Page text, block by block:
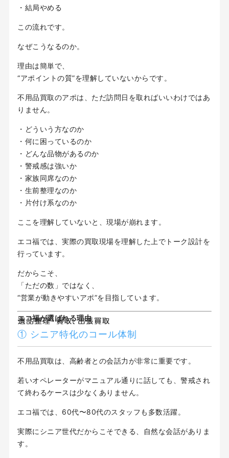
・結局やめる
この流れです。
なぜこうなるのか。
理由は簡単で、
“アポイントの質”を理解していないからです。
不用品買取のアポは、ただ訪問日を取ればいいわけではあ
りません。
・どういう方なのか
・何に困っているのか
・どんな品物があるのか
・警戒感は強いか
・家族同席なのか
・生前整理なのか
・片付け系なのか
ここを理解していないと、現場が崩れます。
エコ福では、実際の買取現場を理解した上でトーク設計を
行っています。
だからこそ、
「ただの数」ではなく、
“営業が動きやすいアポ”を目指しています。
エコ福が選ばれる理由
① シニア特化のコール体制
不用品買取は、高齢者との会話力が非常に重要です。
若いオペレーターがマニュアル通りに話しても、警戒され
て終わるケースは少なくありません。
エコ福では、60代〜80代のスタッフも多数活躍。
実際にシニア世代だからこそできる、自然な会話がありま
す。